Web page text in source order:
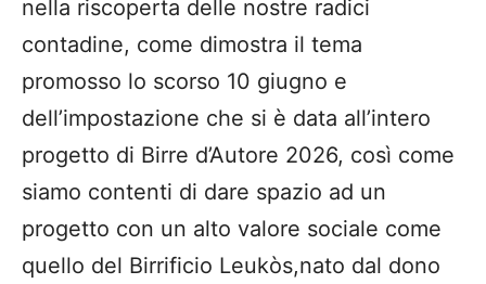
nella riscoperta delle nostre radici
contadine, come dimostra il tema
promosso lo scorso 10 giugno e
dell’impostazione che si è data all’intero
progetto di Birre d’Autore 2026, così come
siamo contenti di dare spazio ad un
progetto con un alto valore sociale come
quello del Birrificio Leukòs,nato dal dono